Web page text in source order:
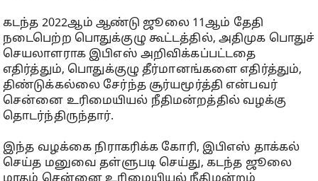
கடந்த 2022ஆம் ஆண்டு ஜூலை 11ஆம் தேதி
நடைபெற்ற பொதுக்குழு கூட்டத்தில், அதிமுக பொதுச்
செயலாளராக இபிஎஸ் அறிவிக்கப்பட்டதை
எதிர்த்தும், பொதுக்குழு தீர்மானங்களை எதிர்த்தும்,
திண்டுக்கல்லை சேர்ந்த சூர்யமூர்த்தி என்பவர்
சென்னை உரிமையியல் நீதிமன்றத்தில் வழக்கு
தொடர்ந்திருந்தார்.
இந்த வழக்கை நிராகரிக்க கோரி, இபிஎஸ் தாக்கல்
செய்த மனுவை தள்ளுபடி செய்து, கடந்த ஜூலை